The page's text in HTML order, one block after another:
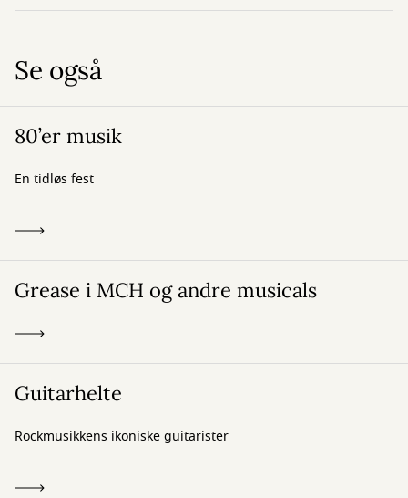
Se også
80’er musik
En tidløs fest
Grease i MCH og andre musicals
Guitarhelte
Rockmusikkens ikoniske guitarister